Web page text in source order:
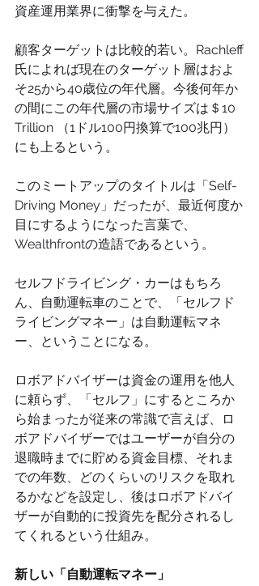
資産運用業界に衝撃を与えた。
顧客ターゲットは比較的若い。Rachleff
氏によれば現在のターゲット層はおよ
そ25から40歳位の年代層。今後何年か
の間にこの年代層の市場サイズは＄10
Trillion （1ドル100円換算で100兆円）
にも上るという。
このミートアップのタイトルは「Self-
Driving Money」だったが、最近何度か
目にするようになった言葉で、
Wealthfrontの造語であるという。
セルフドライビング・カーはもちろ
ん、自動運転車のことで、「セルフド
ライビングマネー」は自動運転マネ
ー、ということになる。
ロボアドバイザーは資金の運用を他人
に頼らず、「セルフ」にするところか
ら始まったが従来の常識で言えば、ロ
ボアドバイザーではユーザーが自分の
退職時までに貯める資金目標、それま
での年数、どのくらいのリスクを取れ
るかなどを設定し、後はロボアドバイ
ザーが自動的に投資先を配分されるし
てくれるという仕組み。
新しい「自動運転マネー」